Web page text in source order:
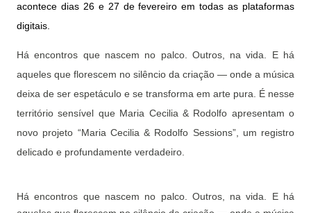
acontece dias 26 e 27 de fevereiro em todas as plataformas
digitais.
Há encontros que nascem no palco. Outros, na vida. E há
aqueles que florescem no silêncio da criação — onde a música
deixa de ser espetáculo e se transforma em arte pura. É nesse
território sensível que Maria Cecilia & Rodolfo apresentam o
novo projeto “Maria Cecilia & Rodolfo Sessions”, um registro
delicado e profundamente verdadeiro.
Há encontros que nascem no palco. Outros, na vida. E há